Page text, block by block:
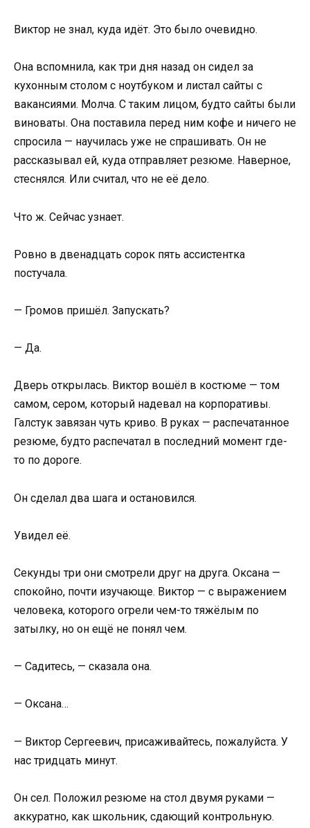
Виктор не знал, куда идёт. Это было очевидно.
Она вспомнила, как три дня назад он сидел за
кухонным столом с ноутбуком и листал сайты с
вакансиями. Молча. С таким лицом, будто сайты были
виноваты. Она поставила перед ним кофе и ничего не
спросила — научилась уже не спрашивать. Он не
рассказывал ей, куда отправляет резюме. Наверное,
стеснялся. Или считал, что не её дело.
Что ж. Сейчас узнает.
Ровно в двенадцать сорок пять ассистентка
постучала.
— Громов пришёл. Запускать?
— Да.
Дверь открылась. Виктор вошёл в костюме — том
самом, сером, который надевал на корпоративы.
Галстук завязан чуть криво. В руках — распечатанное
резюме, будто распечатал в последний момент где-
то по дороге.
Он сделал два шага и остановился.
Увидел её.
Секунды три они смотрели друг на друга. Оксана —
спокойно, почти изучающе. Виктор — с выражением
человека, которого огрели чем-то тяжёлым по
затылку, но он ещё не понял чем.
— Садитесь, — сказала она.
— Оксана…
— Виктор Сергеевич, присаживайтесь, пожалуйста. У
нас тридцать минут.
Он сел. Положил резюме на стол двумя руками —
аккуратно, как школьник, сдающий контрольную.